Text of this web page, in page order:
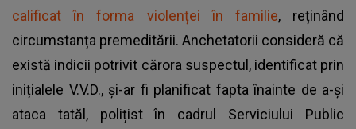
calificat în forma violenței în familie, reținând
circumstanța premeditării. Anchetatorii consideră că
există indicii potrivit cărora suspectul, identificat prin
inițialele V.V.D., și-ar fi planificat fapta înainte de a-și
ataca tatăl, polițist în cadrul Serviciului Public